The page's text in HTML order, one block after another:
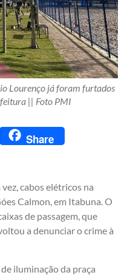
Lourenço já foram furtados
|| Foto PMI
PrintFriendly
Share
cabos elétricos na
Calmon, em Itabuna. O
de passagem, que
a denunciar o crime à
iluminação da praça